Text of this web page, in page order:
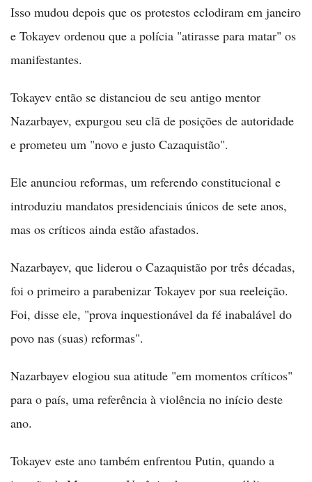
Isso mudou depois que os protestos eclodiram em janeiro
e Tokayev ordenou que a polícia "atirasse para matar" os
manifestantes.
Tokayev então se distanciou de seu antigo mentor
Nazarbayev, expurgou seu clã de posições de autoridade
e prometeu um "novo e justo Cazaquistão".
Ele anunciou reformas, um referendo constitucional e
introduziu mandatos presidenciais únicos de sete anos,
mas os críticos ainda estão afastados.
Nazarbayev, que liderou o Cazaquistão por três décadas,
foi o primeiro a parabenizar Tokayev por sua reeleição.
Foi, disse ele, "prova inquestionável da fé inabalável do
povo nas (suas) reformas".
Nazarbayev elogiou sua atitude "em momentos críticos"
para o país, uma referência à violência no início deste
ano.
Tokayev este ano também enfrentou Putin, quando a